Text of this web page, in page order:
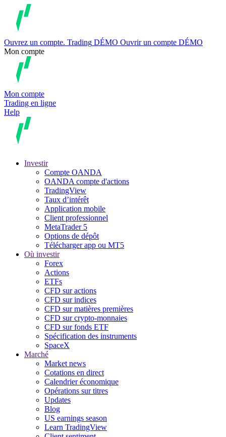
Ouvrez un compte. Trading DÉMO Ouvrir un compte DÉMO
Mon compte
Mon compte
Trading en ligne
Help
Investir
Compte OANDA
OANDA compte d'actions
TradingView
Taux d’intérêt
Application mobile
Client professionnel
MetaTrader 5
Options de dépôt
Télécharger app ou MT5
Où investir
Forex
Actions
ETFs
CFD sur actions
CFD sur indices
CFD sur matières premières
CFD sur crypto-monnaies
CFD sur fonds ETF
Spécification des instruments
SpaceX
Marché
Market news
Cotations en direct
Calendrier économique
Opérations sur titres
Updates
Blog
US earnings season
Learn TradingView